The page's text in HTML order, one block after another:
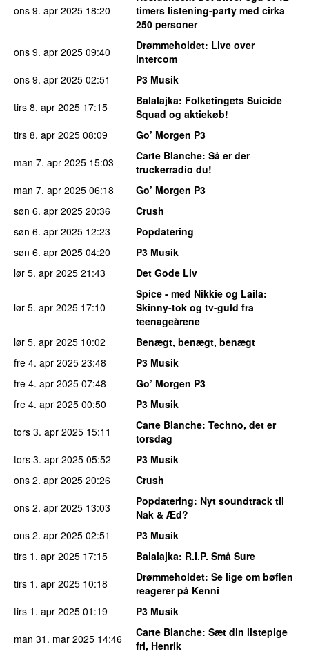
ons 9. apr 2025 18:20
timers listening-party med cirka
250 personer
ons 9. apr 2025 09:40 Drømmeholdet: Live over
intercom
ons 9. apr 2025 02:51
P3 Musik
tirs 8. apr 2025 17:15 Balalajka: Folketingets Suicide
Squad og aktiekøb!
tirs 8. apr 2025 08:09
Go’ Morgen P3
man 7. apr 2025 15:03 Carte Blanche: Så er der
truckerradio du!
man 7. apr 2025 06:18
Go’ Morgen P3
søn 6. apr 2025 20:36
Crush
søn 6. apr 2025 12:23
Popdatering
søn 6. apr 2025 04:20
P3 Musik
lør 5. apr 2025 21:43 Det Gode Liv
lør 5. apr 2025 17:10
Spice - med Nikkie og Laila:
Skinny-tok og tv-guld fra
teenageårene
lør 5. apr 2025 10:02
Benægt, benægt, benægt
fre 4. apr 2025 23:48
P3 Musik
fre 4. apr 2025 07:48
Go’ Morgen P3
fre 4. apr 2025 00:50
P3 Musik
tors 3. apr 2025 15:11 Carte Blanche: Techno, det er
torsdag
tors 3. apr 2025 05:52
P3 Musik
ons 2. apr 2025 20:26
Crush
ons 2. apr 2025 13:03 Popdatering: Nyt soundtrack til
Nak & Æd?
ons 2. apr 2025 02:51
P3 Musik
tirs 1. apr 2025 17:15 Balalajka: R.I.P. Små Sure
tirs 1. apr 2025 10:18 Drømmeholdet: Se lige om bøflen
reagerer på Kenni
tirs 1. apr 2025 01:19
P3 Musik
man 31. mar 2025 14:46 Carte Blanche: Sæt din listepige
fri, Henrik